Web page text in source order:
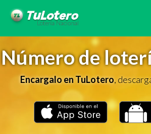
Número de
Encargalo en TuLotero,